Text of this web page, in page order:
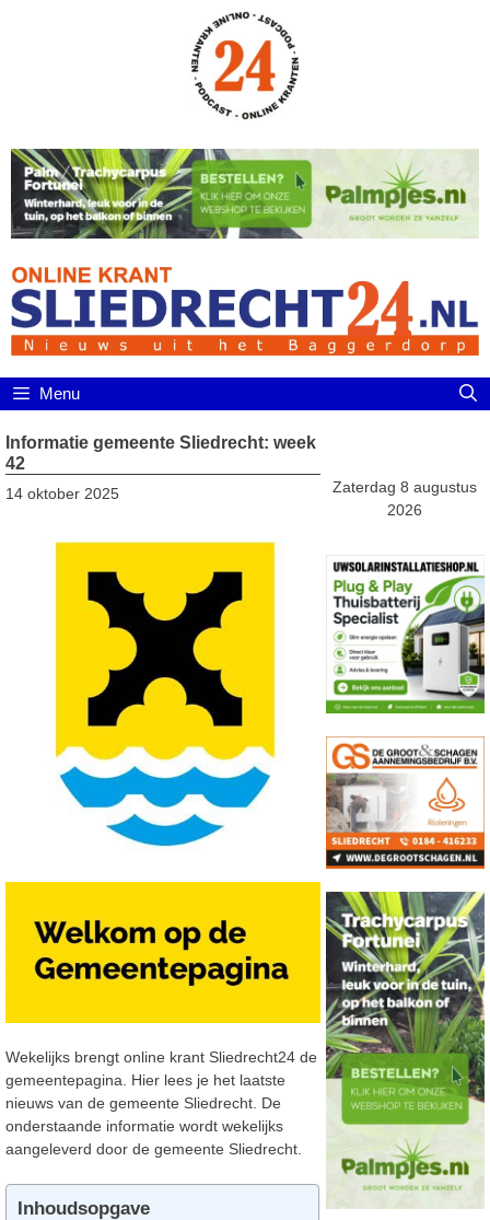
Menu
Informatie gemeente Sliedrecht: week
42
14 oktober 2025
Wekelijks brengt online krant Sliedrecht24 de
gemeentepagina. Hier lees je het laatste
nieuws van de gemeente Sliedrecht. De
onderstaande informatie wordt wekelijks
aangeleverd door de gemeente Sliedrecht.
Inhoudsopgave
Zaterdag 8 augustus
2026